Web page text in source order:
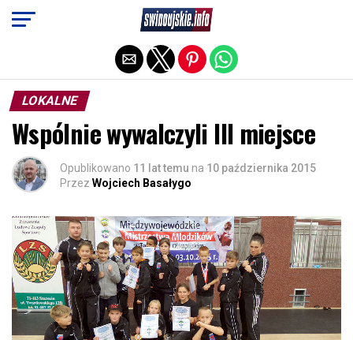
LOKALNE
Wspólnie wywalczyli III miejsce
Opublikowano 11 lat temu na 10 października 2015
Przez Wojciech Basałygo
Exit mobile version